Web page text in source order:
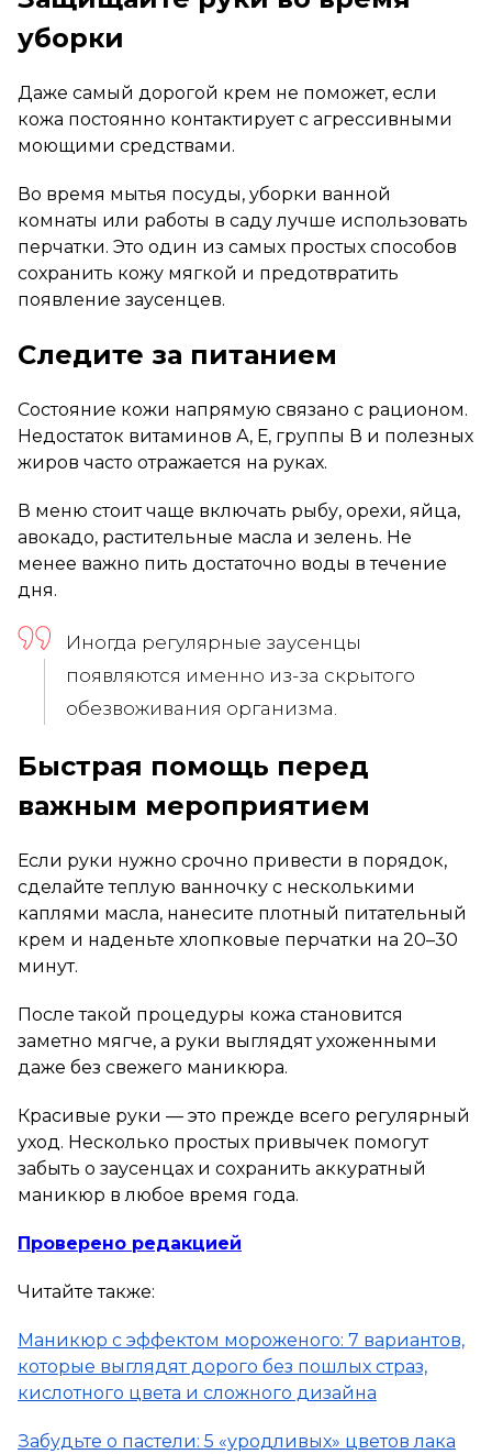
уборки
Даже самый дорогой крем не поможет, если
кожа постоянно контактирует с агрессивными
моющими средствами.
Во время мытья посуды, уборки ванной
комнаты или работы в саду лучше использовать
перчатки. Это один из самых простых способов
сохранить кожу мягкой и предотвратить
появление заусенцев.
Следите за питанием
Состояние кожи напрямую связано с рационом.
Недостаток витаминов А, Е, группы В и полезных
жиров часто отражается на руках.
В меню стоит чаще включать рыбу, орехи, яйца,
авокадо, растительные масла и зелень. Не
менее важно пить достаточно воды в течение
дня.
Иногда регулярные заусенцы
появляются именно из-за скрытого
обезвоживания организма.
Быстрая помощь перед
важным мероприятием
Если руки нужно срочно привести в порядок,
сделайте теплую ванночку с несколькими
каплями масла, нанесите плотный питательный
крем и наденьте хлопковые перчатки на 20–30
минут.
После такой процедуры кожа становится
заметно мягче, а руки выглядят ухоженными
даже без свежего маникюра.
Красивые руки — это прежде всего регулярный
уход. Несколько простых привычек помогут
забыть о заусенцах и сохранить аккуратный
маникюр в любое время года.
Проверено редакцией
Читайте также:
Маникюр с эффектом мороженого: 7 вариантов,
которые выглядят дорого без пошлых страз,
кислотного цвета и сложного дизайна
Забудьте о пастели: 5 «уродливых» цветов лака